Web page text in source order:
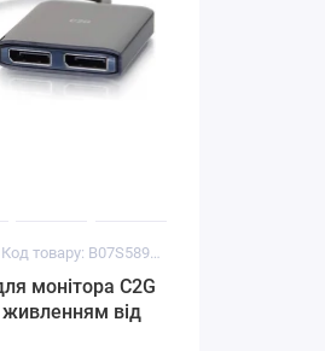
Код товару: B07S589DTB
монітора C2G
живленням від